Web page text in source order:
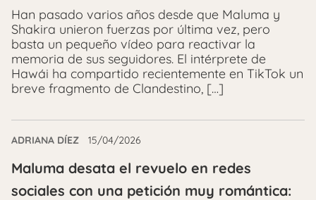
Han pasado varios años desde que Maluma y
Shakira unieron fuerzas por última vez, pero
basta un pequeño vídeo para reactivar la
memoria de sus seguidores. El intérprete de
Hawái ha compartido recientemente en TikTok un
breve fragmento de Clandestino, […]
ADRIANA DÍEZ 15/04/2026
Maluma desata el revuelo en redes
sociales con una petición muy romántica: